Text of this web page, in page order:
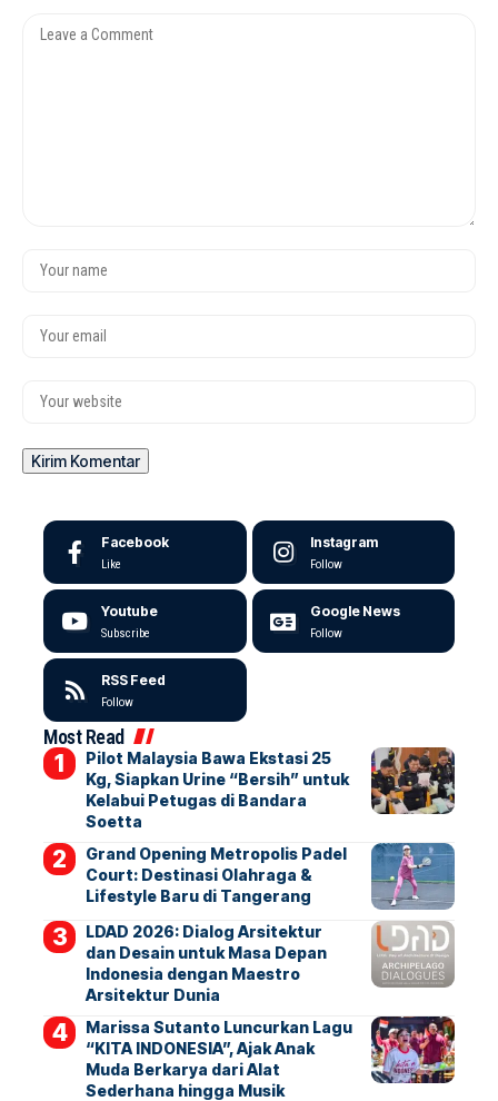
Facebook
Like
Instagram
Follow
Youtube
Subscribe
Google News
Follow
RSS Feed
Follow
Most Read
Pilot Malaysia Bawa Ekstasi 25
Kg, Siapkan Urine “Bersih” untuk
Kelabui Petugas di Bandara
Soetta
Grand Opening Metropolis Padel
Court: Destinasi Olahraga &
Lifestyle Baru di Tangerang
LDAD 2026: Dialog Arsitektur
dan Desain untuk Masa Depan
Indonesia dengan Maestro
Arsitektur Dunia
Marissa Sutanto Luncurkan Lagu
“KITA INDONESIA”, Ajak Anak
Muda Berkarya dari Alat
Sederhana hingga Musik